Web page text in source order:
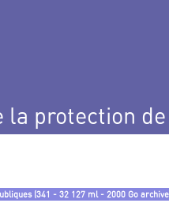
la protection
(341 - 32 127 ml - 2000 Go